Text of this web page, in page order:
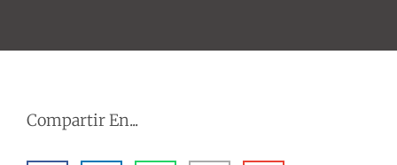
Compartir En...